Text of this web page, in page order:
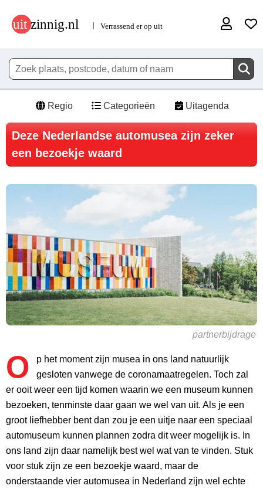
Regio Categorieën Uitagenda
Deze Nederlandse automusea zijn zeker
een bezoekje waard
partnerbijdrage
O
p het moment zijn musea in ons land natuurlijk
gesloten vanwege de coronamaatregelen. Toch zal
er ooit weer een tijd komen waarin we een museum kunnen
bezoeken, tenminste daar gaan we wel van uit. Als je een
groot liefhebber bent dan zou je een uitje naar een speciaal
automuseum kunnen plannen zodra dit weer mogelijk is. In
ons land zijn daar namelijk best wel wat van te vinden. Stuk
voor stuk zijn ze een bezoekje waard, maar de
onderstaande vier automusea in Nederland zijn wel echte